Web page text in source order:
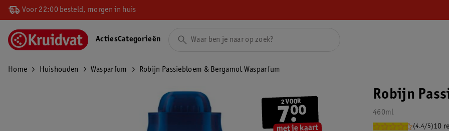
Voor 22:00 besteld, morgen in huis
ActiesCategorieën
Home Huishouden Wasparfum Robijn Passiebloem & Bergamot Wasparfum
Robijn
460ml
(4.4/5)10